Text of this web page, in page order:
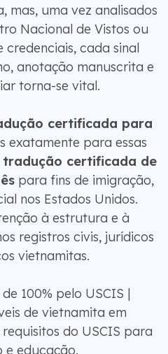
mas, uma vez analisados
Nacional de Vistos ou
cada sinal
anotação manuscrita e
torna-se vital.
certificada para
exatamente para essas
tradução certificada de
para fins de imigração,
nos Estados Unidos.
à estrutura e à
registros civis, jurídicos
vietnamitas.
100% pelo USCIS |
de vietnamita em
do USCIS para
e educação.